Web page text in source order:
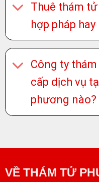
Thuê thám
hợp pháp
Công ty
cấp dịch vụ
phương nào?
VỀ THÁM TỬ